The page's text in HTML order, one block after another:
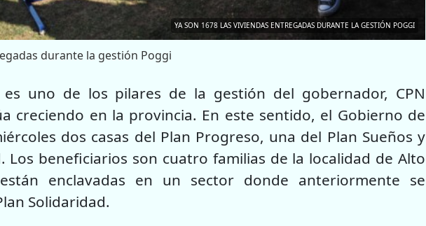
YA SON 1678 LAS VIVIENDAS ENTREGADAS DURANTE LA GESTIÓN POGGI
durante la gestión Poggi
uno de los pilares de la gestión del gobernador, CPN
creciendo en la provincia. En este sentido, el Gobierno de
dos casas del Plan Progreso, una del Plan Sueños y
Los beneficiarios son cuatro familias de la localidad de Alto
enclavadas en un sector donde anteriormente se
Solidaridad.